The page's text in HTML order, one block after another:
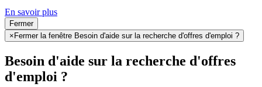
En savoir plus
Fermer
× Fermer la fenêtre Besoin d'aide sur la recherche d'offres d'emploi ?
Besoin d'aide sur la recherche d'offres
d'emploi ?